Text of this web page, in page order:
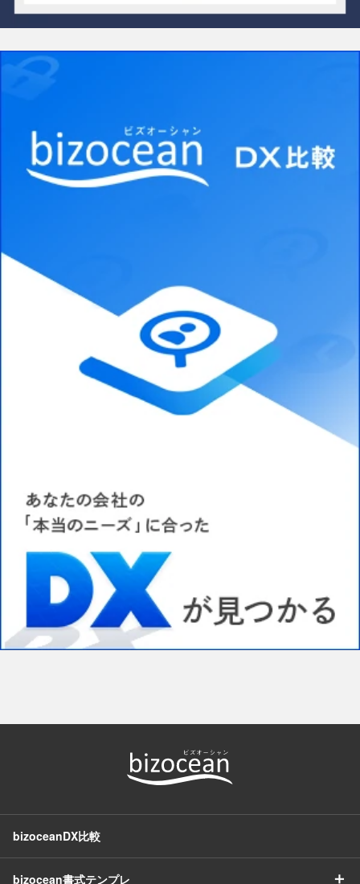
bizoceanDX比較
bizocean書式テンプレ
＋